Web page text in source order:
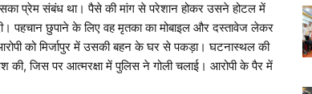
प्रेम संबंध था। पैसे की मांग से परेशान होकर उसने होटल में
पहचान छुपाने के लिए वह मृतका का मोबाइल और दस्तावेज लेकर
को मिर्जापुर में उसकी बहन के घर से पकड़ा। घटनास्थल की
की, जिस पर आत्मरक्षा में पुलिस ने गोली चलाई। आरोपी के पैर में